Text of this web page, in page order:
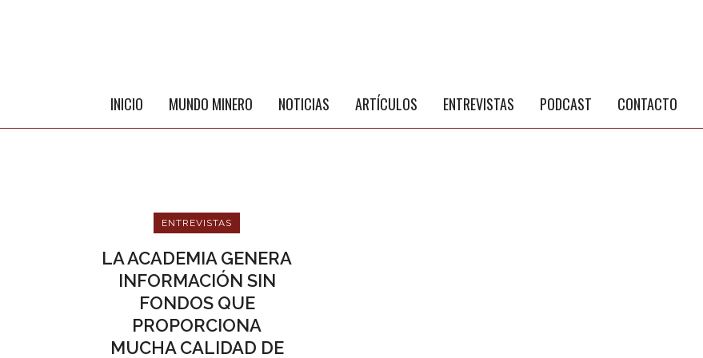
INICIO MUNDO MINERO NOTICIAS ARTÍCULOS ENTREVISTAS PODCAST CONTACTO
ENTREVISTAS
LA ACADEMIA GENERA
INFORMACIÓN SIN
FONDOS QUE
PROPORCIONA
MUCHA CALIDAD DE